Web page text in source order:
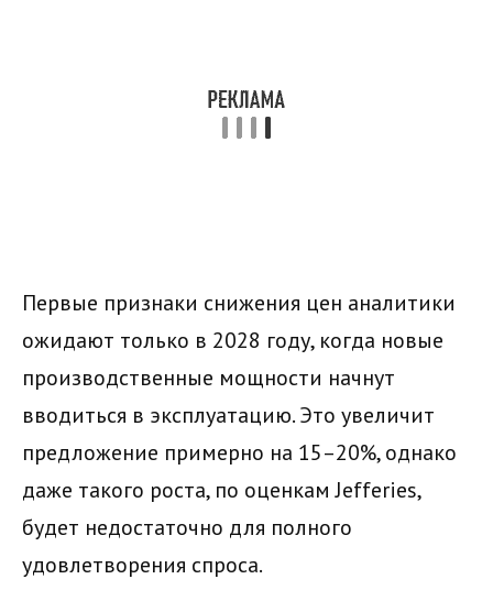
Первые признаки снижения цен аналитики
ожидают только в 2028 году, когда новые
производственные мощности начнут
вводиться в эксплуатацию. Это увеличит
предложение примерно на 15–20%, однако
даже такого роста, по оценкам Jefferies,
будет недостаточно для полного
удовлетворения спроса.